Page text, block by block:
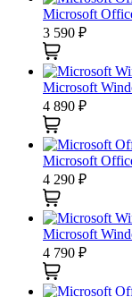
Microsoft
3 590 ₽
Microsoft
4 890 ₽
Microsoft
4 290 ₽
Microsoft
4 790 ₽